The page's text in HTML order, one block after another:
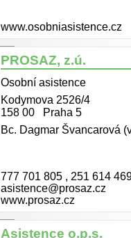
www.osobniasistence.cz
PROSAZ, z.ú.
Osobní asistence
Kodymova 2526/4
158 00 Praha 5
Bc. Dagmar Švancarová
777 701 805 , 251 614
asistence@prosaz.cz
www.prosaz.cz
Asistence o.p.s.